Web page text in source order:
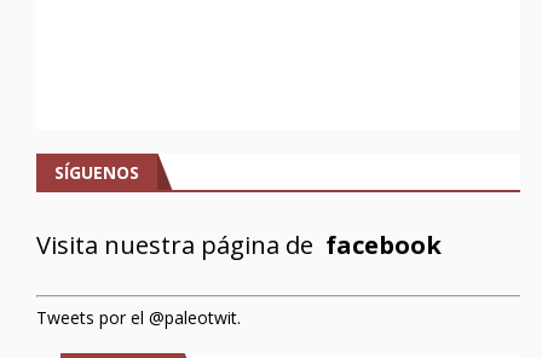
SÍGUENOS
Visita nuestra página de facebook
Tweets por el @paleotwit.